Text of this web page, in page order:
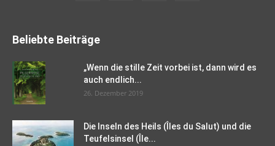
Beliebte Beiträge
„Wenn die stille Zeit vorbei ist, dann wird es
auch endlich...
26. Dezember 2019
Die Inseln des Heils (Îles du Salut) und die
Teufelsinsel (Île...